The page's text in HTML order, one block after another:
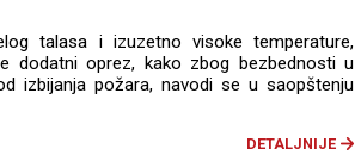
talasa i izuzetno visoke temperature,
dodatni oprez, kako zbog bezbednosti u
izbijanja požara, navodi se u saopštenju
DETALJNIJE